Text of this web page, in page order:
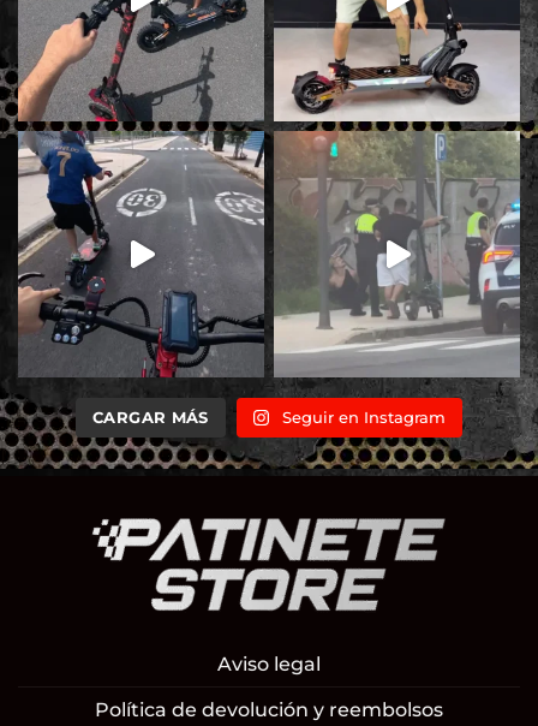
CARGAR MÁS Seguir en Instagram
Aviso legal
Política de devolución y reembolsos